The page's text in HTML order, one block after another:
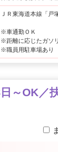
ＪＲ東海道本線「戸
※車通勤ＯＫ
※距離に応じたガソ
※職員用駐車場あり
～OK／